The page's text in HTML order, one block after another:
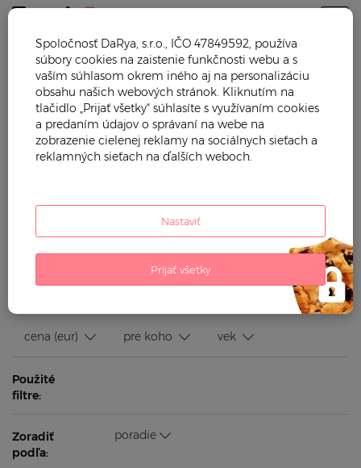
Trendy mama Starostlivosť o dieťa Dojčenie Odsávačky
ODSÁVAČKY
Máte problém s dojčením, potrebujete naštartovať laktáciu
alebo odsať prebytočné mlieko? Máme pre vás kvalitné a
vyrábajú prémiové značky akými sú Beaba a Red Castle, ktoré
dodržiavajú najprísnejšie bezpečnostné štandardy a okrem
toho dbajú n...
Použité
filtre:
Zoradiť
podľa:
poradie
Spoločnosť DaRya, s.r.o., IČO 47849592, používa
súbory cookies na zaistenie funkčnosti webu a s
vaším súhlasom okrem iného aj na personalizáciu
obsahu našich webových stránok. Kliknutím na
tlačidlo „Prijať všetky“ súhlasíte s využívaním cookies
a predaním údajov o správaní na webe na
zobrazenie cielenej reklamy na sociálnych sieťach a
reklamných sieťach na ďalších weboch.
Nastaviť
Prijať všetky